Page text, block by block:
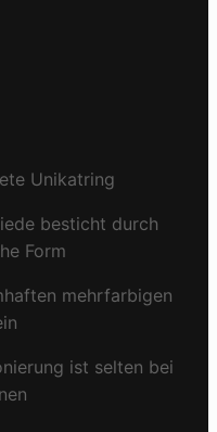
Unikatring
besticht durch
Form
mehrfarbigen
ist selten bei